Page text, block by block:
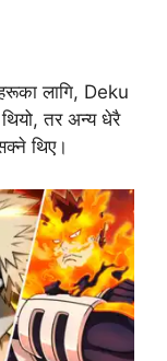
लागि, Deku
तर अन्य धेरै
थिए।